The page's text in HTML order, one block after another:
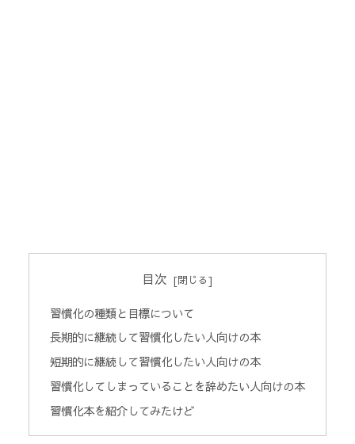
目次
習慣化の種類と目標について
長期的に継続して習慣化したい人向けの本
短期的に継続して習慣化したい人向けの本
習慣化してしまっていることを辞めたい人向けの本
習慣化本を紹介してみたけど